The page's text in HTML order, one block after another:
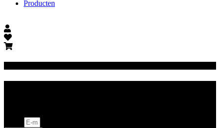
Producten